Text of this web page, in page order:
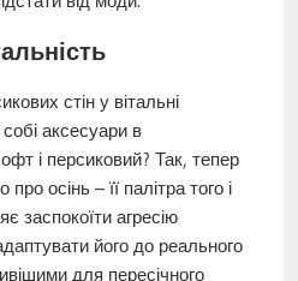
стін у вітальні
аксесуари в
і персиковий? Так, тепер
осінь – її палітра того і
заспокоїти агресію
його до реального
для пересічного